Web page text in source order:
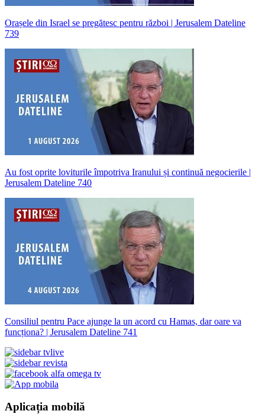
Orașele din Israel se pregătesc pentru război | Jerusalem Dateline
739
Au fost oprite loviturile împotriva Iranului și continuă negocierile |
Jerusalem Dateline 740
Consiliul pentru Pace ajunge la un acord cu Hamas, dar oare va
funcționa? | Jerusalem Dateline 741
Aplicația mobilă